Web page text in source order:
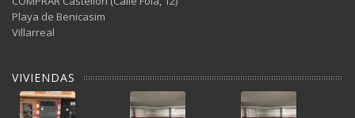
Playa de Benicasim
Villarreal
VIVIENDAS